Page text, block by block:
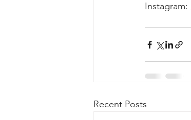
Instagram:
Recent Posts